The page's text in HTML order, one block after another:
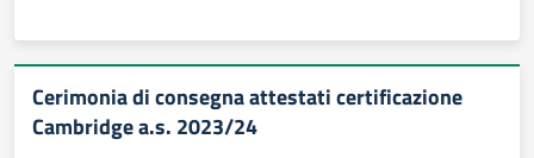
Cerimonia di consegna attestati certificazione
Cambridge a.s. 2023/24